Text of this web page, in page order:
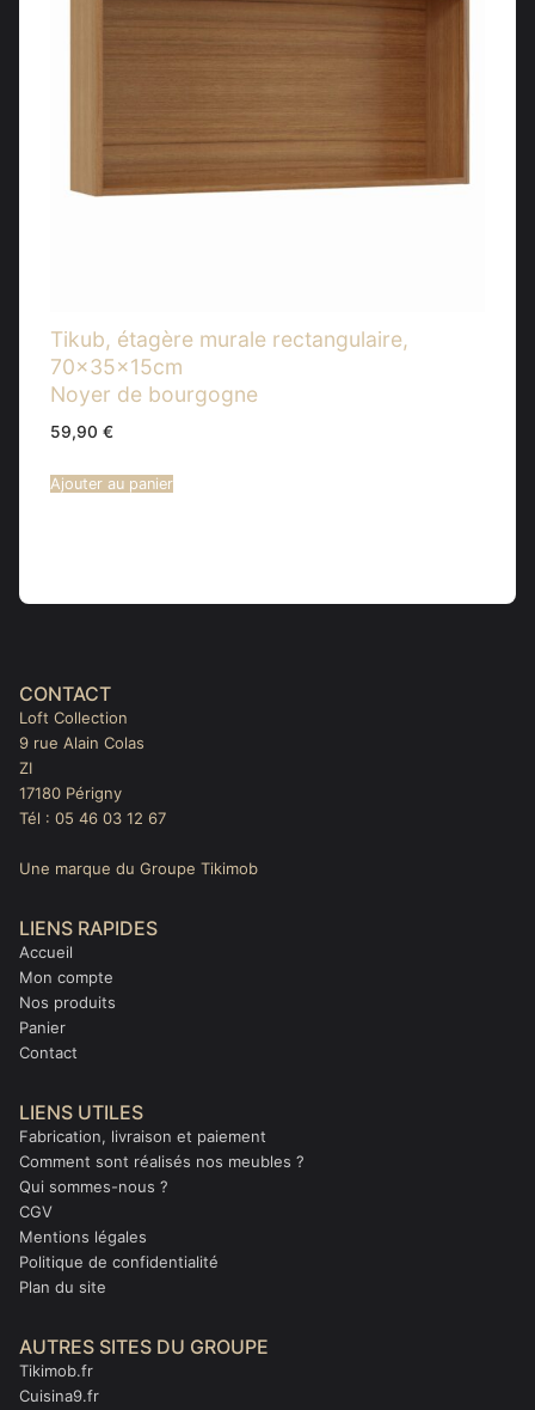
Tikub, étagère murale rectangulaire,
70x35x15cm
Noyer de bourgogne
59,90 €
Ajouter au panier
CONTACT
Loft Collection
9 rue Alain Colas
ZI
17180 Périgny
Tél : 05 46 03 12 67
Une marque du Groupe Tikimob
LIENS RAPIDES
Accueil
Mon compte
Nos produits
Panier
Contact
LIENS UTILES
Fabrication, livraison et paiement
Comment sont réalisés nos meubles ?
Qui sommes-nous ?
CGV
Mentions légales
Politique de confidentialité
Plan du site
AUTRES SITES DU GROUPE
Tikimob.fr
Cuisina9.fr